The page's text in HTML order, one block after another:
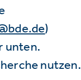
)
unten.
nutzen.